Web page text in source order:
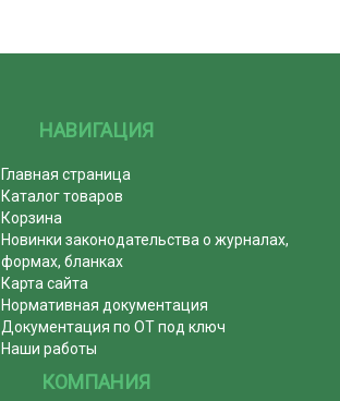
НАВИГАЦИЯ
Главная страница
Каталог товаров
Корзина
Новинки законодательства о журналах,
формах, бланках
Карта сайта
Нормативная документация
Документация по ОТ под ключ
Наши работы
КОМПАНИЯ